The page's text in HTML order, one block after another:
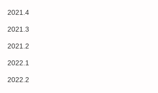
2021.4
2021.3
2021.2
2022.1
2022.2